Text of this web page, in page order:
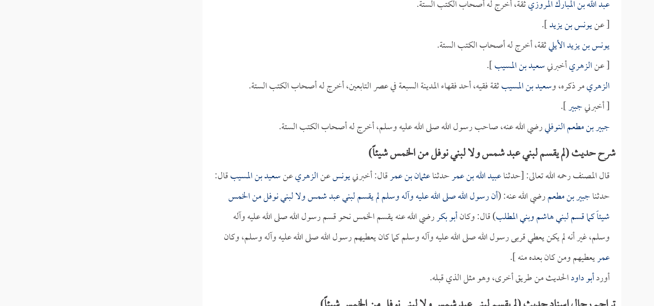
عبد الله بن المبارك المروزيثقة، أخرج له أصحاب الكتب الستة.
[ عنيونس بن يزيد].
يونس بن يزيد الأيليثقة، أخرج له أصحاب الكتب الستة.
[ عنالزهريأخبرنيسعيد بن المسيب].
الزهريمر ذكره، وسعيد بن المسيبثقة فقيه، أحد فقهاء المدينة السبعة في عصر التابعين، أخرج له أصحاب الكتب الستة.
[ أخبرنيجبير].
جبير بن مطعم النوفليرضي الله عنه، صاحب رسول الله صلى الله عليه وسلم، أخرج له أصحاب الكتب الستة.
شرح حديث (لم يقسم لبني عبد شمس ولا لبني نوفل من الخمس شيئاً)
قال المصنف رحمه الله تعالى: [حدثناعبيد الله بن عمرحدثناعثمان بن عمرقال: أخبرنييونسعنالزهريعنسعيد بن المسيبقال:
حدثناجبير بن مطعمرضي الله عنه: (أن رسول الله صلى الله عليه وآله وسلم لم يقسم لبني عبد شمس ولا لبني نوفل من الخمس
شيئاً كما قسم لبني هاشم وبني المطلب) قال: وكانأبو بكررضي الله عنه يقسم الخمس نحو قسم رسول الله صلى الله عليه وآله
وسلم، غير أنه لم يكن يعطي قربى رسول الله صلى الله عليه وآله وسلم كما كان يعطيهم رسول الله صلى الله عليه وآله وسلم، وكان
عمريعطيهم ومن كان بعده منه ].
أوردأبو داودالحديث من طريق أخرى، وهو مثل الذي قبله.